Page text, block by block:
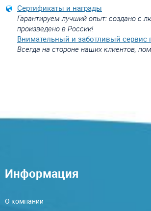
Сертификаты и награды
Гарантируем лучший опыт: создано с
произведено в России!
Внимательный и заботливый сервис
Всегда на стороне наших клиентов,
Информация
О компании